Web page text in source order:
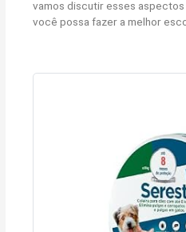
vamos discutir esses
você possa fazer a melhor